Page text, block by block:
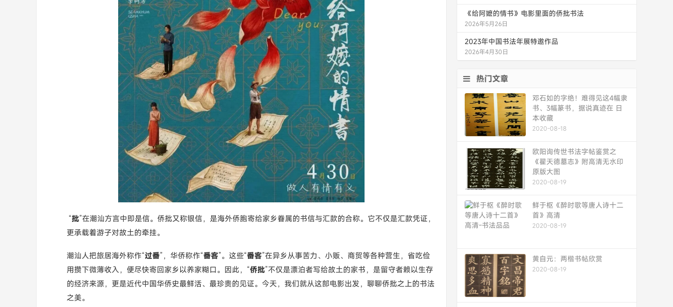
“批”在潮汕方言中即是信。侨批又称银信，是海外侨胞寄给家乡眷属的书信与汇款的合称。它不仅是汇款凭证，
更承载着游子对故土的牵挂。
潮汕人把旅居海外称作“过番”，华侨称作“番客”。这些“番客”在异乡从事苦力、小贩、商贸等各种营生，省吃俭
用攒下微薄收入，便尽快寄回家乡以养家糊口。因此，“侨批”不仅是漂泊者写给故土的家书，是留守者赖以生存
的经济来源，更是近代中国华侨史最鲜活、最珍贵的见证。今天，我们就从这部电影出发，聊聊侨批之上的书法
之美。
《给阿嬷的情书》电影里面的侨批书法
2026年5月26日
2023年中国书法年展特邀作品
2026年4月30日
热门文章
邓石如的字绝！难得见这4幅隶
书、3幅篆书，据说真迹在 日
本收藏
2020-08-18
欧阳询传世书法字帖鉴赏之
《翟天德墓志》附高清无水印
原版大图
2020-08-19
鲜于枢《醉时歌等唐人诗十二
首》高清
2020-08-19
黄自元：两楷书帖欣赏
2020-08-19